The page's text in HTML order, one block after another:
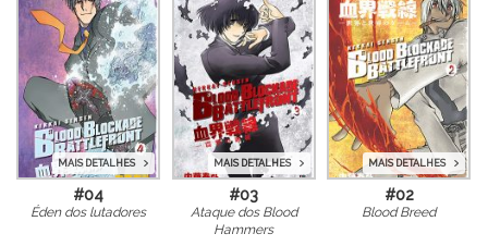
MAIS DETALHES
#04
Éden dos lutadores
MAIS DETALHES
#03
Ataque dos Blood
Hammers
MAIS DETALHES
#02
Blood Breed